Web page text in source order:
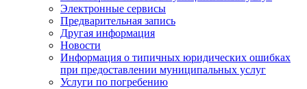
Электронные сервисы
Предварительная запись
Другая информация
Новости
Информация о типичных юридических ошибках
при предоставлении муниципальных услуг
Услуги по погребению